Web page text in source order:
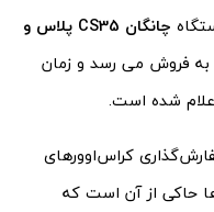
چانگان CS35 پلاس و
به فروش می رسد و زمان
کراس‌اوورهای
حاکی از آن است که